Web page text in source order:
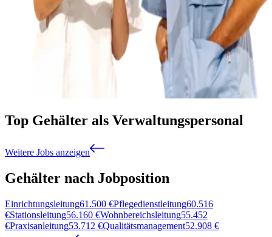
Top Gehälter als Verwaltungspersonal
Weitere Jobs anzeigen
Gehälter nach Jobposition
Einrichtungsleitung61.500 €Pflegedienstleitung60.516
€Stationsleitung56.160 €Wohnbereichsleitung55.452
€Praxisanleitung53.712 €Qualitätsmanagement52.908 €